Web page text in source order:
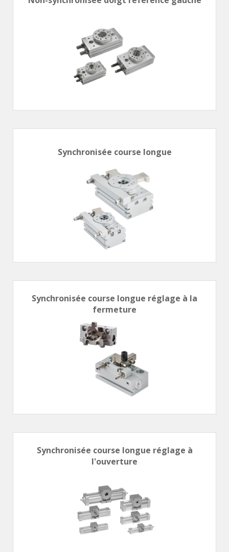
Synchronisée course longue
Synchronisée course longue réglage à la
fermeture
Synchronisée course longue réglage à
l'ouverture